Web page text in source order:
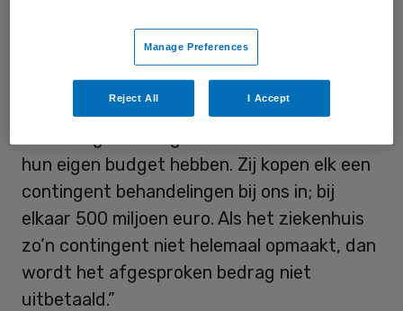
januarinummer van Skipr magazine
interviewer Willem Wansink
Berden: “Als ziekenhuis hebben wij te maken
hun eigen budget hebben. Zij kopen elk een
contingent behandelingen bij ons in; bij
elkaar 500 miljoen euro. Als het ziekenhuis
zo’n contingent niet helemaal opmaakt, dan
wordt het afgesproken bedrag niet
uitbetaald.”
Manage Preferences
Reject All I Accept